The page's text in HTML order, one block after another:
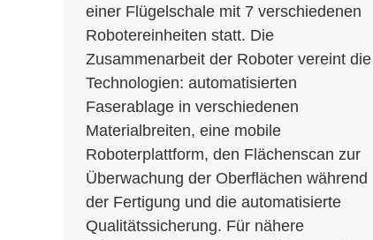
einer Flügelschale mit 7 verschiedenen
Robotereinheiten statt. Die
Zusammenarbeit der Roboter vereint die
Technologien: automatisierten
Faserablage in verschiedenen
Materialbreiten, eine mobile
Roboterplattform, den Flächenscan zur
Überwachung der Oberflächen während
der Fertigung und die automatisierte
Qualitätssicherung. Für nähere